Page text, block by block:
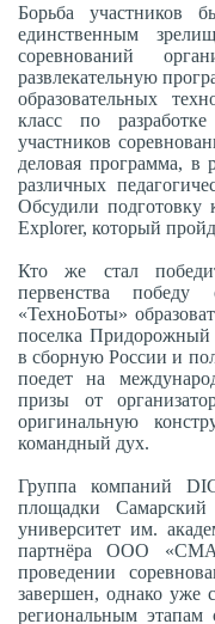
Борьба участников
единственным
соревнований
развлекательную
образовательных
класс по
участников
деловая программа, в
различных
Обсудили
Explorer, который
Кто же стал
первенства победу
«ТехноБоты»
поселка Придорожный
в сборную России и
поедет на
призы от
оригинальную
командный дух.
Группа компаний
площадки Самарский
университет им.
партнёра ООО
проведении
завершен, однако уже
региональным этапам